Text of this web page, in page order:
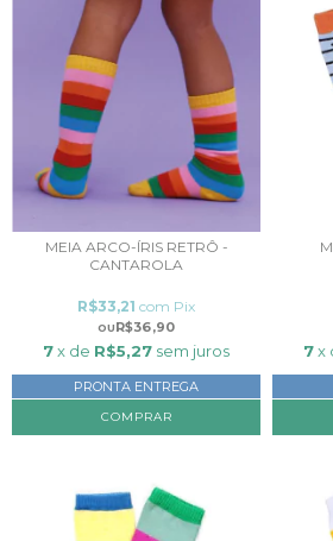
MEIA ARCO-ÍRIS RETRÔ -
CANTAROLA
R$36,90
R$33,21 com Pix
7x de R$5,27 sem juros
PRONTA ENTREGA
COMPRAR
7x